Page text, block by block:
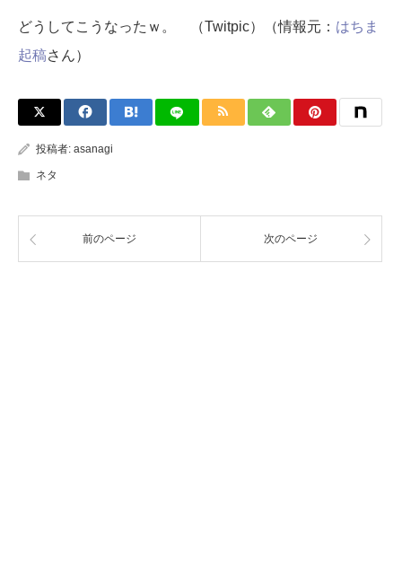
どうしてこうなったｗ。 （Twitpic）（情報元： はちま
起稿さん）
投稿者: asanagi
ネタ
前のページ 次のページ